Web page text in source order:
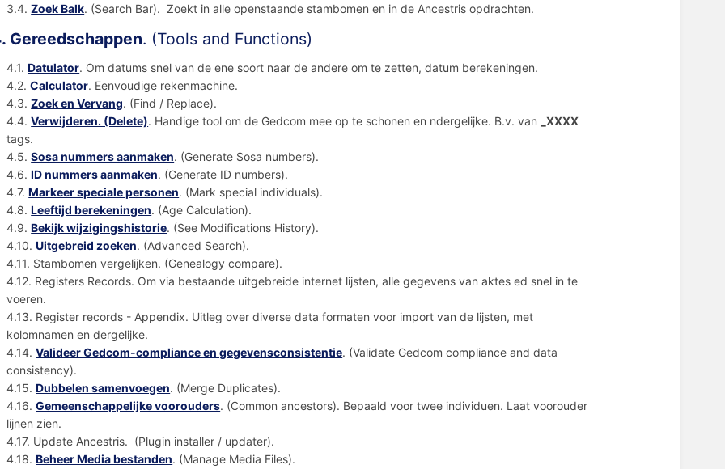
3.4.Zoek Balk. (Search Bar). Zoekt in alle openstaande stambomen en in de Ancestris opdrachten.
Gereedschappen. (Tools and Functions)
4.1.Datulator. Om datums snel van de ene soort naar de andere om te zetten, datum berekeningen.
4.2.Calculator. Eenvoudige rekenmachine.
4.3.Zoek en Vervang. (Find / Replace).
4.4.Verwijderen. (Delete). Handige tool om de Gedcom mee op te schonen en ndergelijke. B.v. van
_XXXX
tags.
4.5.Sosa nummers aanmaken. (Generate Sosa numbers).
4.6.ID nummers aanmaken. (Generate ID numbers).
4.7.Markeer speciale personen. (Mark special individuals).
4.8.Leeftijd berekeningen. (Age Calculation).
4.9.Bekijk wijzigingshistorie. (See Modifications History).
4.10.Uitgebreid zoeken. (Advanced Search).
4.11. Stambomen vergelijken. (Genealogy compare).
4.12. Registers Records. Om via bestaande uitgebreide internet lijsten, alle gegevens van aktes ed snel in te
voeren.
4.13. Register records - Appendix. Uitleg over diverse data formaten voor import van de lijsten, met
kolomnamen en dergelijke.
4.14.Valideer Gedcom-compliance en gegevensconsistentie. (Validate Gedcom compliance and data
consistency).
4.15.Dubbelen samenvoegen. (Merge Duplicates).
4.16.Gemeenschappelijke voorouders. (Common ancestors). Bepaald voor twee individuen. Laat voorouder
lijnen zien.
4.17. Update Ancestris. (Plugin installer / updater).
4.18.Beheer Media bestanden. (Manage Media Files).